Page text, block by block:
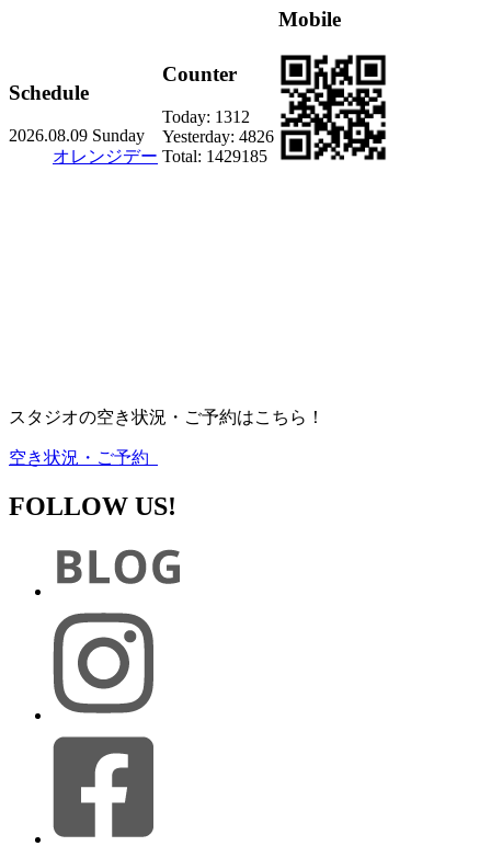
Schedule
2026.08.09 Sunday
オレンジデー
Counter
Today: 1312
Yesterday: 4826
Total: 1429185
Mobile
スタジオの空き状況・ご予約はこちら！
空き状況・ご予約
FOLLOW US!